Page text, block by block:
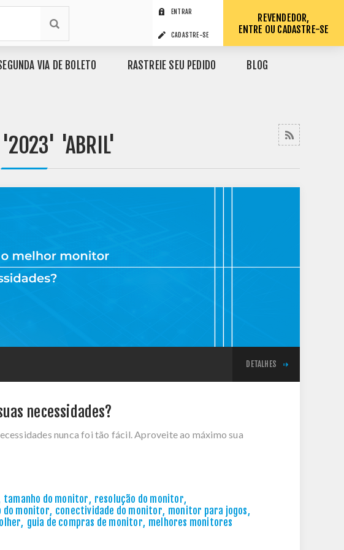
ENTRAR
CADASTRE-SE
REVENDEDOR,
ENTRE OU CADASTRE-SE
VIA DE BOLETO RASTREIE SEU PEDIDO BLOG
'2023' 'ABRIL'
DETALHES
necessidades?
nunca foi tão fácil. Aproveite ao máximo sua
tamanho do monitor, resolução do monitor,
do monitor, conectividade do monitor, monitor para jogos,
, guia de compras de monitor, melhores monitores